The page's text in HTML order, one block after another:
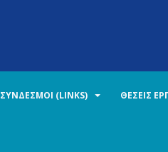
ΣΥΝΔΕΣΜΟΙ (LINKS) ΘΕΣΕΙΣ